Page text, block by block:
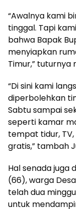
“Awalnya kami
tinggal. Tapi
bahwa Bapak
menyiapkan
Timur,” tuturnya
“Di sini kami
diperbolehkan
Sabtu sampai
seperti kamar
tempat tidur,
gratis,” tambah
Hal senada juga
(66), warga
telah dua
untuk